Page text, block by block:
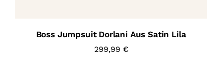
Boss Jumpsuit Dorlani Aus Satin Lila
299,99 €